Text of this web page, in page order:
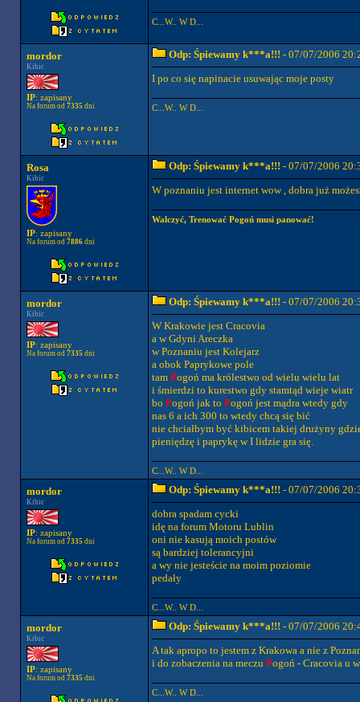
C...W.. W D...
mordor
Kibic
IP: zapisany
Na forum od 7335 dni
Odp: Śpiewamy k***a!!! - 07/07/2006
I po co się napinacie usuwając moje posty
C...W.. W D...
Rosa
Kibic
IP: zapisany
Na forum od 7886dni
Odp: Śpiewamy k***a!!! - 07/07/2006
W poznaniu jest internet wow , dobra już
Walczyć, Trenować Pogoń musi panować!
mordor
Kibic
IP: zapisany
Na forum od 7335 dni
Odp: Śpiewamy k***a!!! - 07/07/2006
W Krakowie jest Cracovia
a w Gdyni Areczka
w Poznaniu jest Kolejarz
a obok Paprykowe pole
tam Pogoń ma królestwo od wielu wielu lat
i śmierdzi to kurestwo gdy stamtąd wieje wiatr
bo Pogoń jak to Pogoń jest mądra wtedy gdy
nas 6 a ich 300 to wtedy chcą się bić
nie chciałbym być kibicem takiej drużyny
pieniędzę i paprykę w I lidzie gra się.
C...W.. W D...
mordor
Kibic
IP: zapisany
Na forum od 7335dni
Odp: Śpiewamy k***a!!! - 07/07/2006
dobra spadam cycki
idę na forum Motoru Lublin
oni nie kasują moich postów
są bardziej tolerancyjni
a wy nie jesteście na moim poziomie
pedały
C...W.. W D...
mordor
Kibic
IP: zapisany
Na forum od 7335 dni
Odp: Śpiewamy k***a!!! - 07/07/2006
A tak apropo to jestem z Krakowa a nie z
i do zobaczenia na meczu Pogoń - Cracovia u
C...W.. W D...